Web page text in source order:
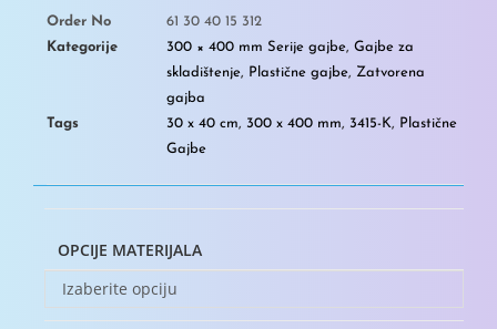
Order No
61 30 40 15 312
Kategorije
300 × 400 mm Serije gajbe, Gajbe za
skladištenje, Plastične gajbe, Zatvorena
gajba
Tags
30 x 40 cm, 300 x 400 mm, 3415-K, Plastične
Gajbe
OPCIJE MATERIJALA
Izaberite opciju